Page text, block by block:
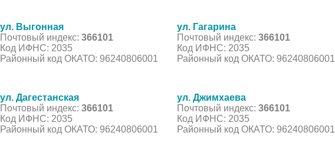
ул. Выгонная
Почтовый индекс: 366101
Код ИФНС: 2035
Районный код ОКАТО: 96240806001
ул. Гагарина
Почтовый индекс: 366101
Код ИФНС: 2035
Районный код ОКАТО: 96240806001
ул. Дагестанская
Почтовый индекс: 366101
Код ИФНС: 2035
Районный код ОКАТО: 96240806001
ул. Джимхаева
Почтовый индекс: 366101
Код ИФНС: 2035
Районный код ОКАТО: 96240806001